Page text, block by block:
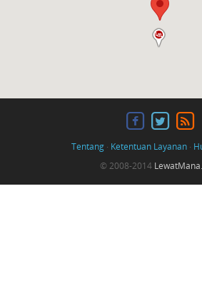
Tentang· Ketentuan Layanan·
© 2008-2014